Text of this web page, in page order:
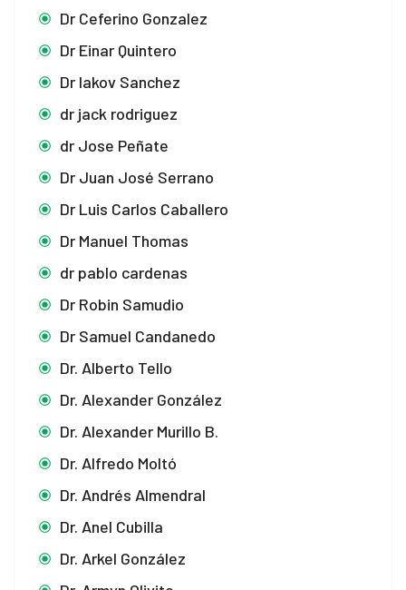
Dr Ceferino Gonzalez
Dr Einar Quintero
Dr Iakov Sanchez
dr jack rodriguez
dr Jose Peñate
Dr Juan José Serrano
Dr Luis Carlos Caballero
Dr Manuel Thomas
dr pablo cardenas
Dr Robin Samudio
Dr Samuel Candanedo
Dr. Alberto Tello
Dr. Alexander González
Dr. Alexander Murillo B.
Dr. Alfredo Moltó
Dr. Andrés Almendral
Dr. Anel Cubilla
Dr. Arkel González